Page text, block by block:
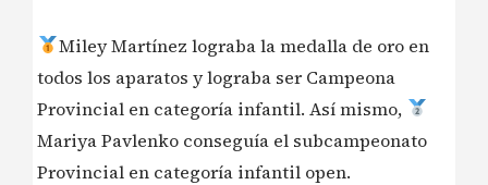
Miley Martínez lograba la medalla de oro en
todos los aparatos y lograba ser Campeona
Provincial en categoría infantil. Así mismo,
Mariya Pavlenko conseguía el subcampeonato
Provincial en categoría infantil open.